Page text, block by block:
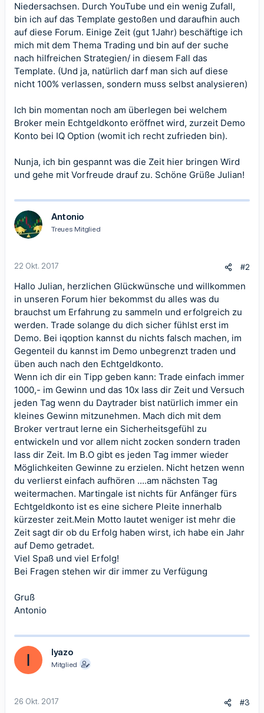
Niedersachsen. Durch YouTube und ein wenig Zufall,
bin ich auf das Template gestoßen und daraufhin auch
auf diese Forum. Einige Zeit (gut 1Jahr) beschäftige ich
mich mit dem Thema Trading und bin auf der suche
nach hilfreichen Strategien/ in diesem Fall das
Template. (Und ja, natürlich darf man sich auf diese
nicht 100% verlassen, sondern muss selbst analysieren)
Ich bin momentan noch am überlegen bei welchem
Broker mein Echtgeldkonto eröffnet wird, zurzeit Demo
Konto bei IQ Option (womit ich recht zufrieden bin).
Nunja, ich bin gespannt was die Zeit hier bringen Wird
und gehe mit Vorfreude drauf zu. Schöne Grüße Julian!
Antonio
Treues Mitglied
22 Okt. 2017 #2
Hallo Julian, herzlichen Glückwünsche und willkommen
in unseren Forum hier bekommst du alles was du
brauchst um Erfahrung zu sammeln und erfolgreich zu
werden. Trade solange du dich sicher fühlst erst im
Demo. Bei iqoption kannst du nichts falsch machen, im
Gegenteil du kannst im Demo unbegrenzt traden und
üben auch nach den Echtgeldkonto.
Wenn ich dir ein Tipp geben kann: Trade einfach immer
1000,- im Gewinn und das 10x lass dir Zeit und Versuch
jeden Tag wenn du Daytrader bist natürlich immer ein
kleines Gewinn mitzunehmen. Mach dich mit dem
Broker vertraut lerne ein Sicherheitsgefühl zu
entwickeln und vor allem nicht zocken sondern traden
lass dir Zeit. Im B.O gibt es jeden Tag immer wieder
Möglichkeiten Gewinne zu erzielen. Nicht hetzen wenn
du verlierst einfach aufhören ....am nächsten Tag
weitermachen. Martingale ist nichts für Anfänger fürs
Echtgeldkonto ist es eine sichere Pleite innerhalb
kürzester zeit.Mein Motto lautet weniger ist mehr die
Zeit sagt dir ob du Erfolg haben wirst, ich habe ein Jahr
auf Demo getradet.
Viel Spaß und viel Erfolg!
Bei Fragen stehen wir dir immer zu Verfügung
Gruß
Antonio
I Iyazo
Mitglied
26 Okt. 2017 #3